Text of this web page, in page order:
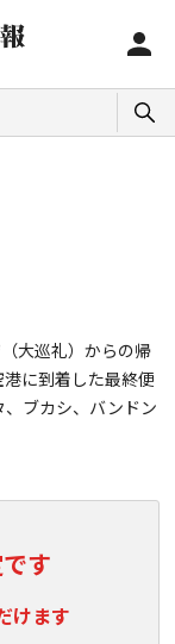
大巡礼）からの帰
に到着した最終便
ブカシ、バンドン
す
けます